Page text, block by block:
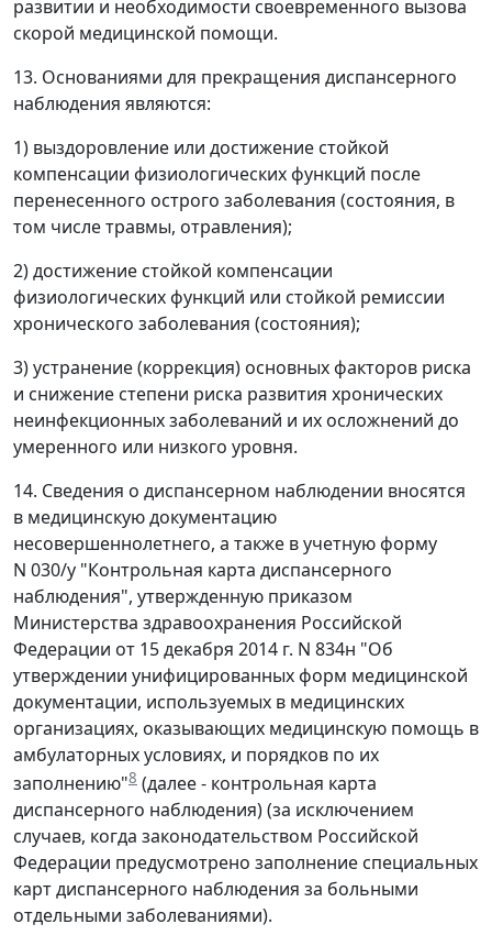
развитии и необходимости своевременного вызова
скорой медицинской помощи.
13. Основаниями для прекращения диспансерного
наблюдения являются:
1) выздоровление или достижение стойкой
компенсации физиологических функций после
перенесенного острого заболевания (состояния, в
том числе травмы, отравления);
2) достижение стойкой компенсации
физиологических функций или стойкой ремиссии
хронического заболевания (состояния);
3) устранение (коррекция) основных факторов риска
и снижение степени риска развития хронических
неинфекционных заболеваний и их осложнений до
умеренного или низкого уровня.
14. Сведения о диспансерном наблюдении вносятся
в медицинскую документацию
несовершеннолетнего, а также в учетную форму
N 030/у "Контрольная карта диспансерного
наблюдения", утвержденную приказом
Министерства здравоохранения Российской
Федерации от 15 декабря 2014 г. N 834н "Об
утверждении унифицированных форм медицинской
документации, используемых в медицинских
организациях, оказывающих медицинскую помощь в
амбулаторных условиях, и порядков по их
заполнению"8 (далее - контрольная карта
диспансерного наблюдения) (за исключением
случаев, когда законодательством Российской
Федерации предусмотрено заполнение специальных
карт диспансерного наблюдения за больными
отдельными заболеваниями).